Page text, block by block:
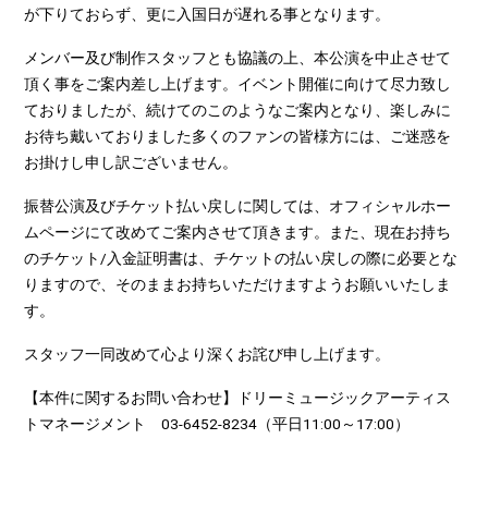
が下りておらず、更に入国日が遅れる事となります。
メンバー及び制作スタッフとも協議の上、本公演を中止させて
頂く事をご案内差し上げます。イベント開催に向けて尽力致し
ておりましたが、続けてのこのようなご案内となり、楽しみに
お待ち戴いておりました多くのファンの皆様方には、ご迷惑を
お掛けし申し訳ございません。
振替公演及びチケット払い戻しに関しては、オフィシャルホー
ムページにて改めてご案内させて頂きます。また、現在お持ち
のチケット / 入金証明書は、チケットの払い戻しの際に必要とな
りますので、そのままお持ちいただけますようお願いいたしま
す。
スタッフ一同改めて心より深くお詫び申し上げます。
【本件に関するお問い合わせ】ドリーミュージックアーティス
トマネージメント03-6452-8234 （平日11:00 ～ 17:00）